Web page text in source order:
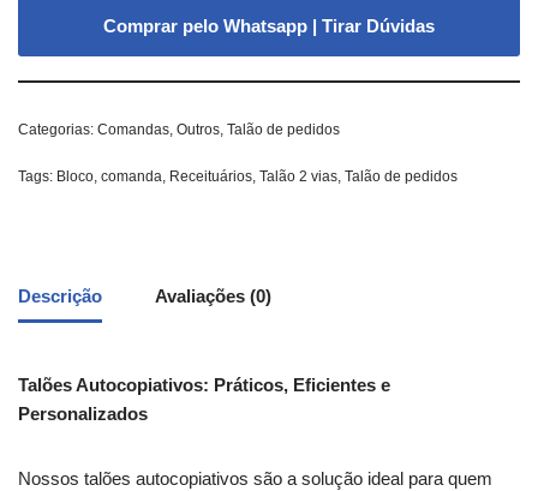
Comprar pelo Whatsapp | Tirar Dúvidas
Categorias: Comandas, Outros, Talão de pedidos
Tags: Bloco, comanda, Receituários, Talão 2 vias, Talão de pedidos
Descrição Avaliações (0)
Talões Autocopiativos: Práticos, Eficientes e
Personalizados
Nossos talões autocopiativos são a solução ideal para quem